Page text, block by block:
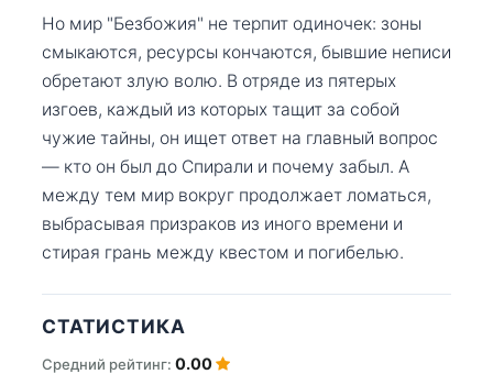
Но мир "Безбожия" не терпит одиночек: зоны
смыкаются, ресурсы кончаются, бывшие неписи
обретают злую волю. В отряде из пятерых
изгоев, каждый из которых тащит за собой
чужие тайны, он ищет ответ на главный вопрос
— кто он был до Спирали и почему забыл. А
между тем мир вокруг продолжает ломаться,
выбрасывая призраков из иного времени и
стирая грань между квестом и погибелью.
СТАТИСТИКА
Средний рейтинг: 0.00